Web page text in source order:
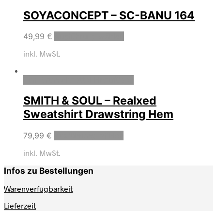
SOYACONCEPT – SC-BANU 164
49,99 €
inkl. MwSt.
SMITH & SOUL – Realxed
Sweatshirt Drawstring Hem
79,99 €
inkl. MwSt.
Infos zu Bestellungen
Warenverfügbarkeit
Lieferzeit